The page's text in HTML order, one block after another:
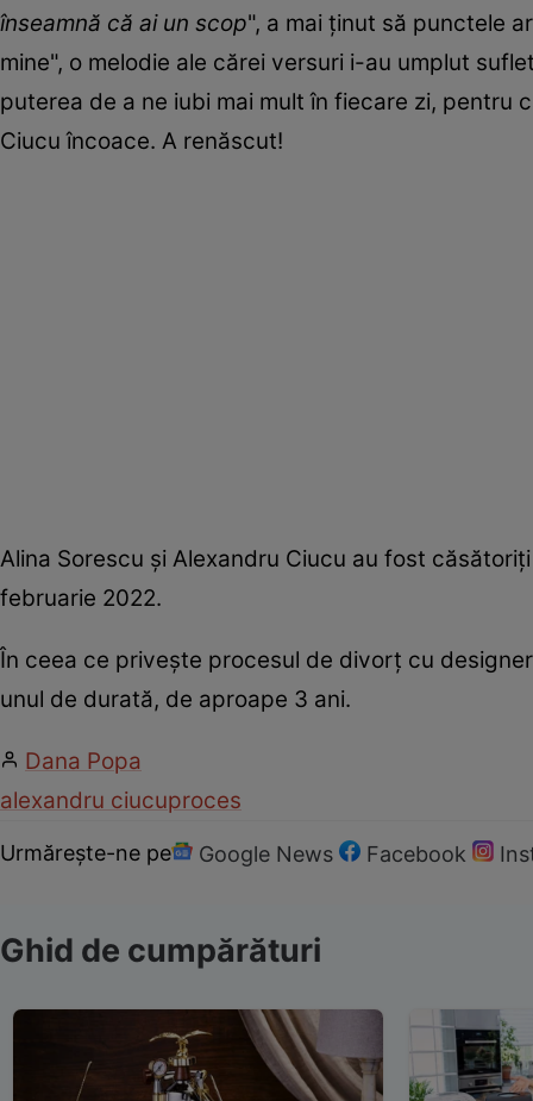
înseamnă că ai un scop", a mai ținut să punctele
mine", o melodie ale cărei versuri i-au umplut
puterea de a ne iubi mai mult în fiecare zi, pentru
Ciucu încoace. A renăscut!
Alina Sorescu și Alexandru Ciucu au fost
februarie 2022.
În ceea ce privește procesul de divorț cu
unul de durată, de aproape 3 ani.
Dana Popa
alexandru ciucuproces
Urmărește-ne pe Google News Facebook
Ghid de cumpărături